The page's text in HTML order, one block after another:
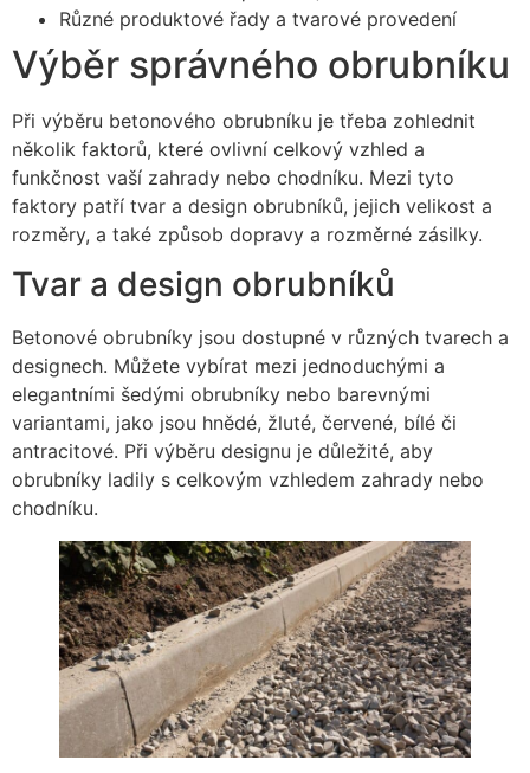
Různé produktové řady a tvarové provedení
Výběr správného obrubníku
Při výběru betonového obrubníku je třeba zohlednit
několik faktorů, které ovlivní celkový vzhled a
funkčnost vaší zahrady nebo chodníku. Mezi tyto
faktory patří tvar a design obrubníků, jejich velikost a
rozměry, a také způsob dopravy a rozměrné zásilky.
Tvar a design obrubníků
Betonové obrubníky jsou dostupné v různých tvarech a
designech. Můžete vybírat mezi jednoduchými a
elegantními šedými obrubníky nebo barevnými
variantami, jako jsou hnědé, žluté, červené, bílé či
antracitové. Při výběru designu je důležité, aby
obrubníky ladily s celkovým vzhledem zahrady nebo
chodníku.